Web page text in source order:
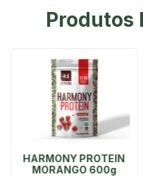
Produtos
HARMONY PROTEIN
MORANGO 600g